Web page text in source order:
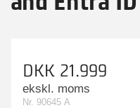
DKK 21.999
ekskl. moms
Nr. 90645 A